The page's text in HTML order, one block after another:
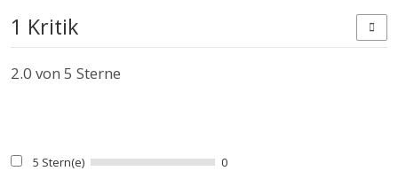
1 Kritik
2.0 von 5 Sterne
5 Stern(e)
0